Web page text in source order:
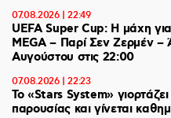
07.08.2026 | 22:49
UEFA Super Cup: Η μάχη
MEGA – Παρί Σεν Ζερμέν –
Αυγούστου στις 22:00
07.08.2026 | 22:23
Το «Stars System»
παρουσίας και γίνεται